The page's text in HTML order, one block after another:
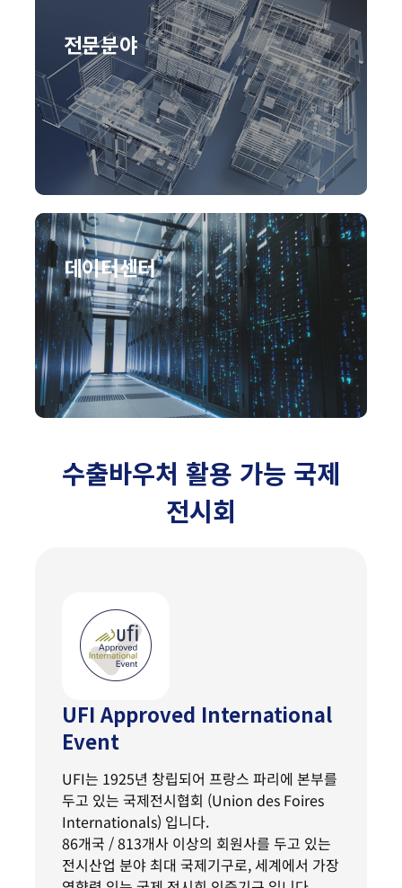
전문분야
데이터센터
수출바우처 활용 가능 국제
전시회
UFI Approved International
Event
UFI는 1925년 창립되어 프랑스 파리에 본부를
두고 있는 국제전시협회 (Union des Foires
Internationals) 입니다.
86개국 / 813개사 이상의 회원사를 두고 있는
전시산업 분야 최대 국제기구로, 세계에서 가장